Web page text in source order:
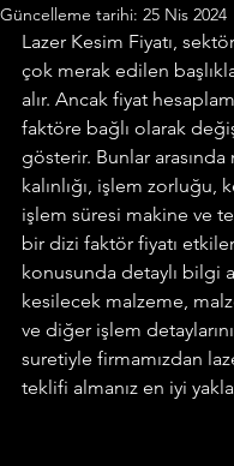
Güncelleme tarihi: 25 Nis 2024
Lazer Kesim Fiyatı,
çok merak edilen
alır. Ancak fiyat
faktöre bağlı olarak
gösterir. Bunlar
kalınlığı, işlem zorluğu,
işlem süresi makine ve
bir dizi faktör fiyatı
konusunda detaylı bilgi
kesilecek malzeme,
ve diğer işlem
suretiyle firmamızdan
teklifi almanız en iyi